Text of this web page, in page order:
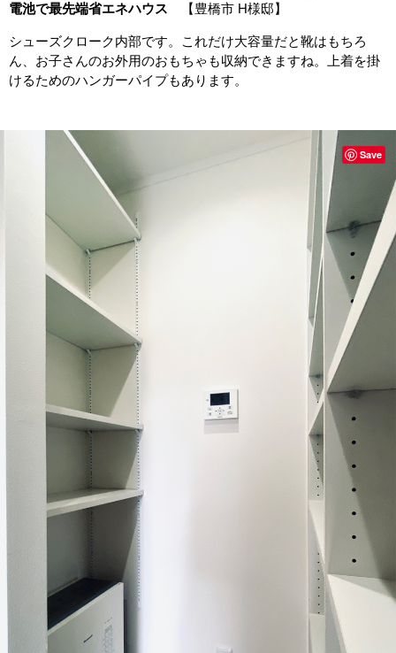
電池で最先端省エネハウス 【豊橋市 H様邸】
シューズクローク内部です。これだけ大容量だと靴はもちろ
ん、お子さんのお外用のおもちゃも収納できますね。上着を掛
けるためのハンガーパイプもあります。
Save